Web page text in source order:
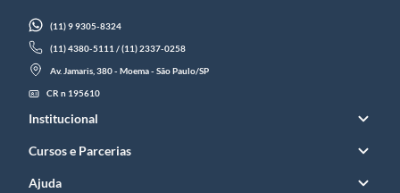
(11) 9 9305-8324
(11) 4380-5111 / (11) 2337-0258
Av. Jamaris, 380 - Moema - São Paulo/SP
CR n 195610
Institucional
Cursos e Parcerias
Ajuda